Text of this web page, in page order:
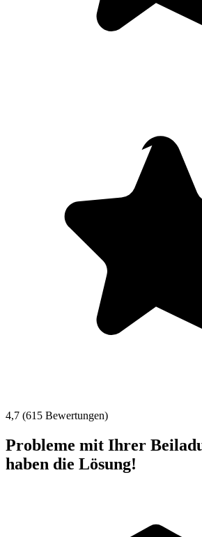
4,7 (615 Bewertungen)
Probleme mit Ihrer
haben die Lösung!